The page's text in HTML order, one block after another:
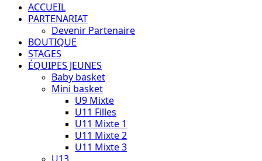
ACCUEIL
PARTENARIAT
Devenir Partenaire
BOUTIQUE
STAGES
ÉQUIPES JEUNES
Baby basket
Mini basket
U9 Mixte
U11 Filles
U11 Mixte 1
U11 Mixte 2
U11 Mixte 3